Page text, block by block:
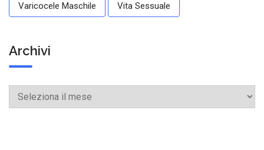
Varicocele Maschile Vita Sessuale
Archivi
Archivi